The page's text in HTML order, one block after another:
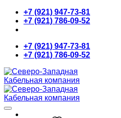
Skip
content
+7 (921) 947-73-81
+7 (921) 786-09-52
+7 (921) 947-73-81
+7 (921) 786-09-52